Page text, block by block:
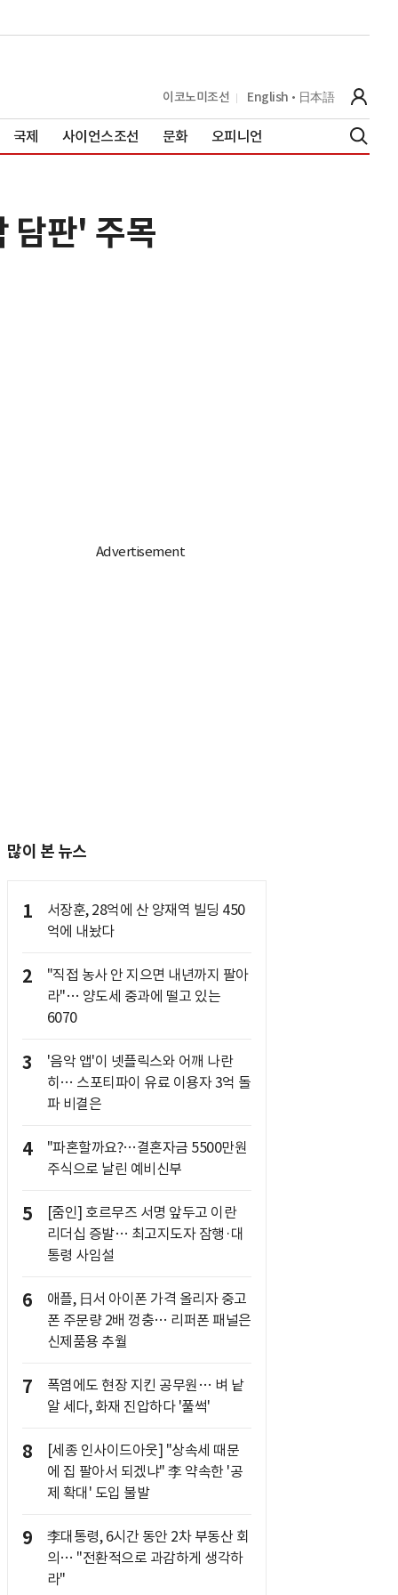
이코노미조선 English 日本語
국제 사이언스조선 문화 오피니언
담판' 주목
많이 본 뉴스
1
서장훈, 28억에 산 양재역 빌딩 450
억에 내놨다
2
"직접 농사 안 지으면 내년까지 팔아
라"… 양도세 중과에 떨고 있는
6070
3
'음악 앱'이 넷플릭스와 어깨 나란
히… 스포티파이 유료 이용자 3억 돌
파 비결은
4
"파혼할까요?…결혼자금 5500만원
주식으로 날린 예비신부
5
[줌인] 호르무즈 서명 앞두고 이란
리더십 증발… 최고지도자 잠행·대
통령 사임설
6
애플, 日서 아이폰 가격 올리자 중고
폰 주문량 2배 껑충… 리퍼폰 패널은
신제품용 추월
7
폭염에도 현장 지킨 공무원… 벼 낱
알 세다, 화재 진압하다 '풀썩'
8
[세종 인사이드아웃] "상속세 때문
에 집 팔아서 되겠냐" 李 약속한 '공
제 확대' 도입 불발
9
李대통령, 6시간 동안 2차 부동산 회
의… "전환적으로 과감하게 생각하
라"